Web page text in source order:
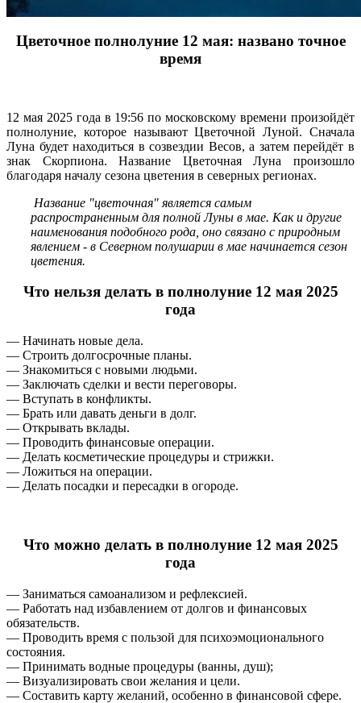
Цветочное полнолуние 12 мая: названо точное
время
12 мая 2025 года в 19:56 по московскому времени произойдёт
полнолуние, которое называют Цветочной Луной. Сначала
Луна будет находиться в созвездии Весов, а затем перейдёт в
знак Скорпиона. Название Цветочная Луна произошло
благодаря началу сезона цветения в северных регионах.
Название "цветочная" является самым
распространенным для полной Луны в мае. Как и другие
наименования подобного рода, оно связано с природным
явлением - в Северном полушарии в мае начинается сезон
цветения.
Что нельзя делать в полнолуние 12 мая 2025
года
— Начинать новые дела.
— Строить долгосрочные планы.
— Знакомиться с новыми людьми.
— Заключать сделки и вести переговоры.
— Вступать в конфликты.
— Брать или давать деньги в долг.
— Открывать вклады.
— Проводить финансовые операции.
— Делать косметические процедуры и стрижки.
— Ложиться на операции.
— Делать посадки и пересадки в огороде.
Что можно делать в полнолуние 12 мая 2025
года
— Заниматься самоанализом и рефлексией.
— Работать над избавлением от долгов и финансовых
обязательств.
— Проводить время с пользой для психоэмоционального
состояния.
— Принимать водные процедуры (ванны, душ);
— Визуализировать свои желания и цели.
— Составить карту желаний, особенно в финансовой сфере.